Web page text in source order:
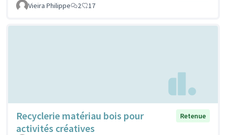
Vieira Philippe
2 17
Recyclerie matériau bois pour
activités créatives
Retenue